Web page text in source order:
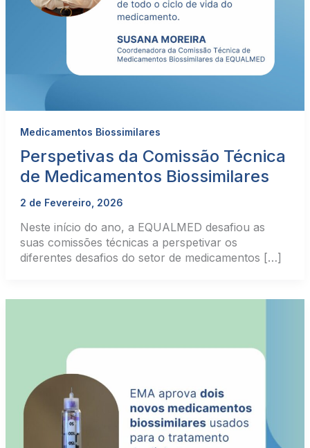
Medicamentos Biossimilares
Perspetivas da Comissão Técnica
de Medicamentos Biossimilares
2 de Fevereiro, 2026
Neste início do ano, a EQUALMED desafiou as
suas comissões técnicas a perspetivar os
diferentes desafios do setor de medicamentos […]